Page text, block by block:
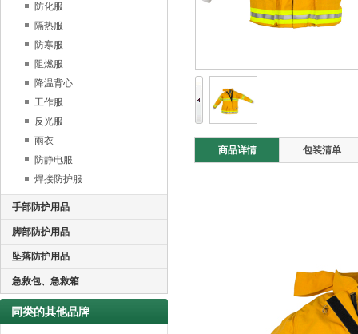
防化服
隔热服
防寒服
阻燃服
降温背心
工作服
反光服
雨衣
防静电服
焊接防护服
手部防护用品
脚部防护用品
坠落防护用品
急救包、急救箱
同类的其他品牌
商品详情 包装清单